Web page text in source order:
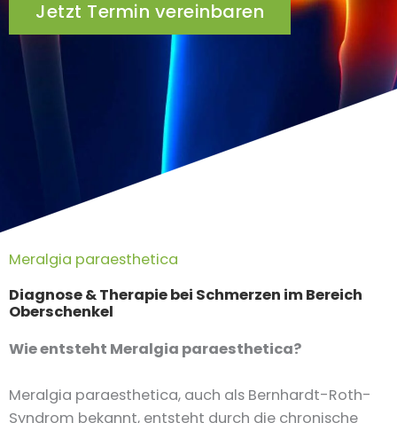
Jetzt Termin vereinbaren
Meralgia paraesthetica
Diagnose & Therapie bei Schmerzen im Bereich
Oberschenkel
Wie entsteht Meralgia paraesthetica?
Meralgia paraesthetica, auch als Bernhardt-Roth-
Syndrom bekannt, entsteht durch die chronische